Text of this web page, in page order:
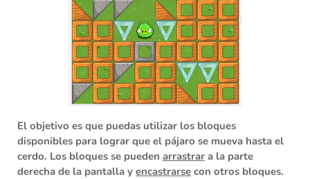
El objetivo es que puedas utilizar los bloques
disponibles para lograr que el pájaro se mueva hasta el
cerdo. Los bloques se pueden arrastrar a la parte
derecha de la pantalla y encastrarse con otros bloques.